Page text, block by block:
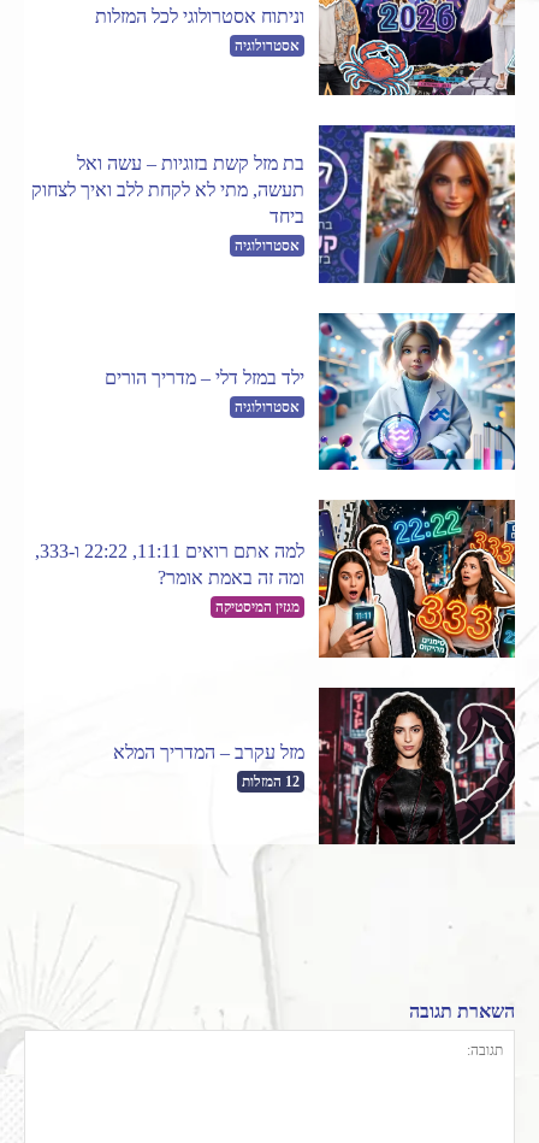
וניתוח אסטרולוגי לכל המזלות
אסטרולוגיה
בת מזל קשת בזוגיות – עשה ואל
תעשה, מתי לא לקחת ללב ואיך לצחוק
ביחד
אסטרולוגיה
ילד במזל דלי – מדריך הורים
אסטרולוגיה
למה אתם רואים 11:11, 22:22 ו-333,
ומה זה באמת אומר?
מגזין המיסטיקה
מזל עקרב – המדריך המלא
12 המזלות
השארת תגובה